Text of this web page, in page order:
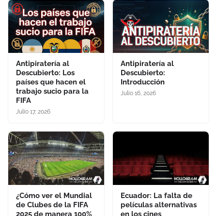
Antipiratería al
Descubierto: Los
países que hacen el
trabajo sucio para la
FIFA
Julio 17, 2026
Antipiratería al
Descubierto:
Introducción
Julio 16, 2026
¿Cómo ver el Mundial
de Clubes de la FIFA
2025 de manera 100%
Ecuador: La falta de
películas alternativas
en los cines